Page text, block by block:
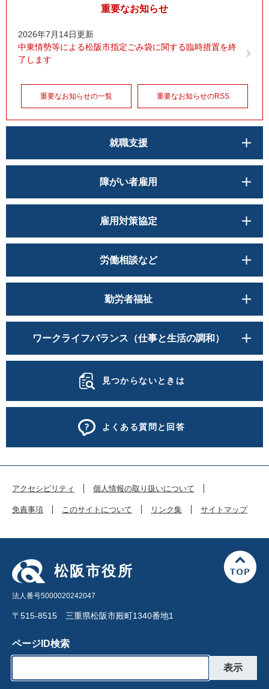
重要なお知らせ
2026年7月14日更新
中東情勢等による松阪市指定ごみ袋に関する臨時措置を終
了します
重要なお知らせの一覧 重要なお知らせのRSS
就職支援
障がい者雇用
雇用対策協定
労働相談など
勤労者福祉
ワークライフバランス（仕事と生活の調和）
見つからないときは
よくある質問と回答
アクセシビリティ 個人情報の取り扱いについて
免責事項 このサイトについて リンク集 サイトマップ
松阪市役所
法人番号5000020242047
〒515-8515 三重県松阪市殿町1340番地1
ページID検索